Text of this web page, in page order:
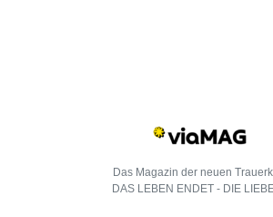
Das Magazin der neuen
DAS LEBEN ENDET - DIE